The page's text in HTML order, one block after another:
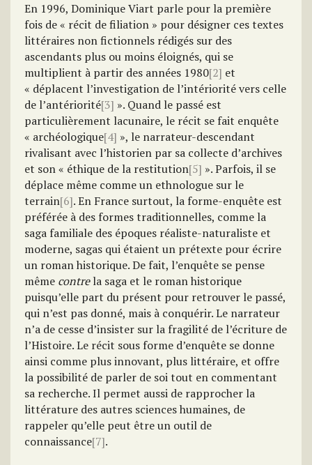
En 1996, Dominique Viart parle pour la première
fois de « récit de filiation » pour désigner ces textes
littéraires non fictionnels rédigés sur des
ascendants plus ou moins éloignés, qui se
multiplient à partir des années 1980[2] et
« déplacent l’investigation de l’intériorité vers celle
de l’antériorité[3] ». Quand le passé est
particulièrement lacunaire, le récit se fait enquête
« archéologique[4] », le narrateur-descendant
rivalisant avec l’historien par sa collecte d’archives
et son « éthique de la restitution[5] ». Parfois, il se
déplace même comme un ethnologue sur le
terrain[6]. En France surtout, la forme-enquête est
préférée à des formes traditionnelles, comme la
saga familiale des époques réaliste-naturaliste et
moderne, sagas qui étaient un prétexte pour écrire
un roman historique. De fait, l’enquête se pense
même contrela saga et le roman historique
puisqu’elle part du présent pour retrouver le passé,
qui n’est pas donné, mais à conquérir. Le narrateur
n’a de cesse d’insister sur la fragilité de l’écriture de
l’Histoire. Le récit sous forme d’enquête se donne
ainsi comme plus innovant, plus littéraire, et offre
la possibilité de parler de soi tout en commentant
sa recherche. Il permet aussi de rapprocher la
littérature des autres sciences humaines, de
rappeler qu’elle peut être un outil de
connaissance[7].